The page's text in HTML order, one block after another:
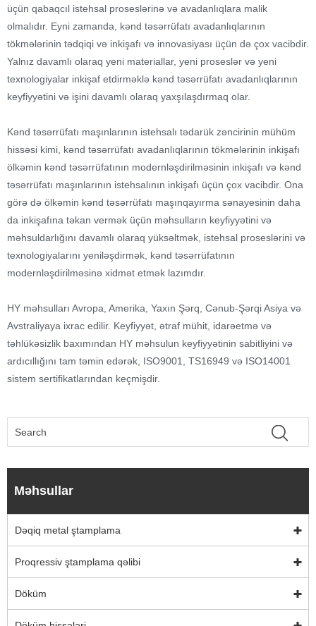
üçün qabaqcıl istehsal proseslərinə və avadanlıqlara malik
olmalıdır. Eyni zamanda, kənd təsərrüfatı avadanlıqlarının
tökmələrinin tədqiqi və inkişafı və innovasiyası üçün də çox vacibdir.
Yalnız davamlı olaraq yeni materiallar, yeni proseslər və yeni
texnologiyalar inkişaf etdirməklə kənd təsərrüfatı avadanlıqlarının
keyfiyyətini və işini davamlı olaraq yaxşılaşdırmaq olar.
Kənd təsərrüfatı maşınlarının istehsalı tədarük zəncirinin mühüm
hissəsi kimi, kənd təsərrüfatı avadanlıqlarının tökmələrinin inkişafı
ölkəmin kənd təsərrüfatının modernləşdirilməsinin inkişafı və kənd
təsərrüfatı maşınlarının istehsalının inkişafı üçün çox vacibdir. Ona
görə də ölkəmin kənd təsərrüfatı maşınqayırma sənayesinin daha
da inkişafına təkan vermək üçün məhsulların keyfiyyətini və
məhsuldarlığını davamlı olaraq yüksəltmək, istehsal proseslərini və
texnologiyalarını yeniləşdirmək, kənd təsərrüfatının
modernləşdirilməsinə xidmət etmək lazımdır.
HY məhsulları Avropa, Amerika, Yaxın Şərq, Cənub-Şərqi Asiya və
Avstraliyaya ixrac edilir. Keyfiyyət, ətraf mühit, idarəetmə və
təhlükəsizlik baxımından HY məhsulun keyfiyyətinin sabitliyini və
ardıcıllığını tam təmin edərək, ISO9001, TS16949 və ISO14001
sistem sertifikatlarından keçmişdir.
Məhsullar
Dəqiq metal ştamplama
Proqressiv ştamplama qəlibi
Döküm